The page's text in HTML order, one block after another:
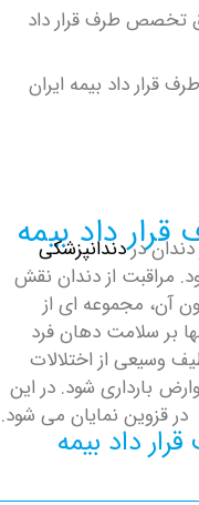
قرار داد
بیمه ایران
دندانپزشکی
از دندان نقش
ای از
دهان فرد
از اختلالات
شود. در این
نمایان می شود.
بیمه